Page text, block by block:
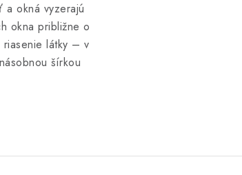
a okná vyzerajú
okna približne o
riasenie látky – v
šírkou